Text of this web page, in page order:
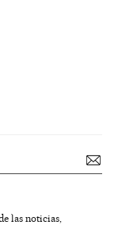
las noticias,